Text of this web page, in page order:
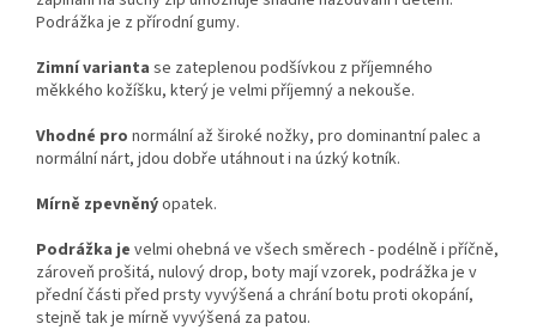
Podrážka je z přírodní gumy.
Zimní varianta se zateplenou podšívkou z příjemného
měkkého kožíšku, který je velmi příjemný a nekouše.
Vhodné pro normální až široké nožky, pro dominantní palec a
normální nárt, jdou dobře utáhnout i na úzký kotník.
Mírně zpevněnýopatek.
Podrážka je velmi ohebná ve všech směrech - podélně i příčně,
zároveň prošitá, nulový drop, boty mají vzorek, podrážka je v
přední části před prsty vyvýšená a chrání botu proti okopání,
stejně tak je mírně vyvýšená za patou.